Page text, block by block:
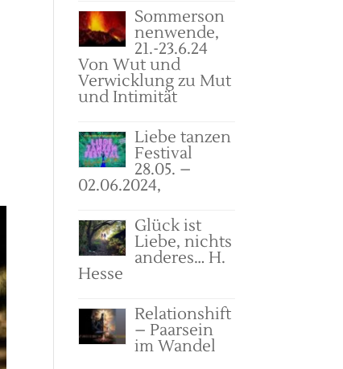
Sommerson
nenwende,
21.-23.6.24
Von Wut und
Verwicklung zu Mut
und Intimität
Liebe tanzen
Festival
28.05. –
02.06.2024,
Glück ist
Liebe, nichts
anderes… H.
Hesse
Relationshift
– Paarsein
im Wandel